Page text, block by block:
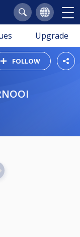
Upgrade
FOLLOW